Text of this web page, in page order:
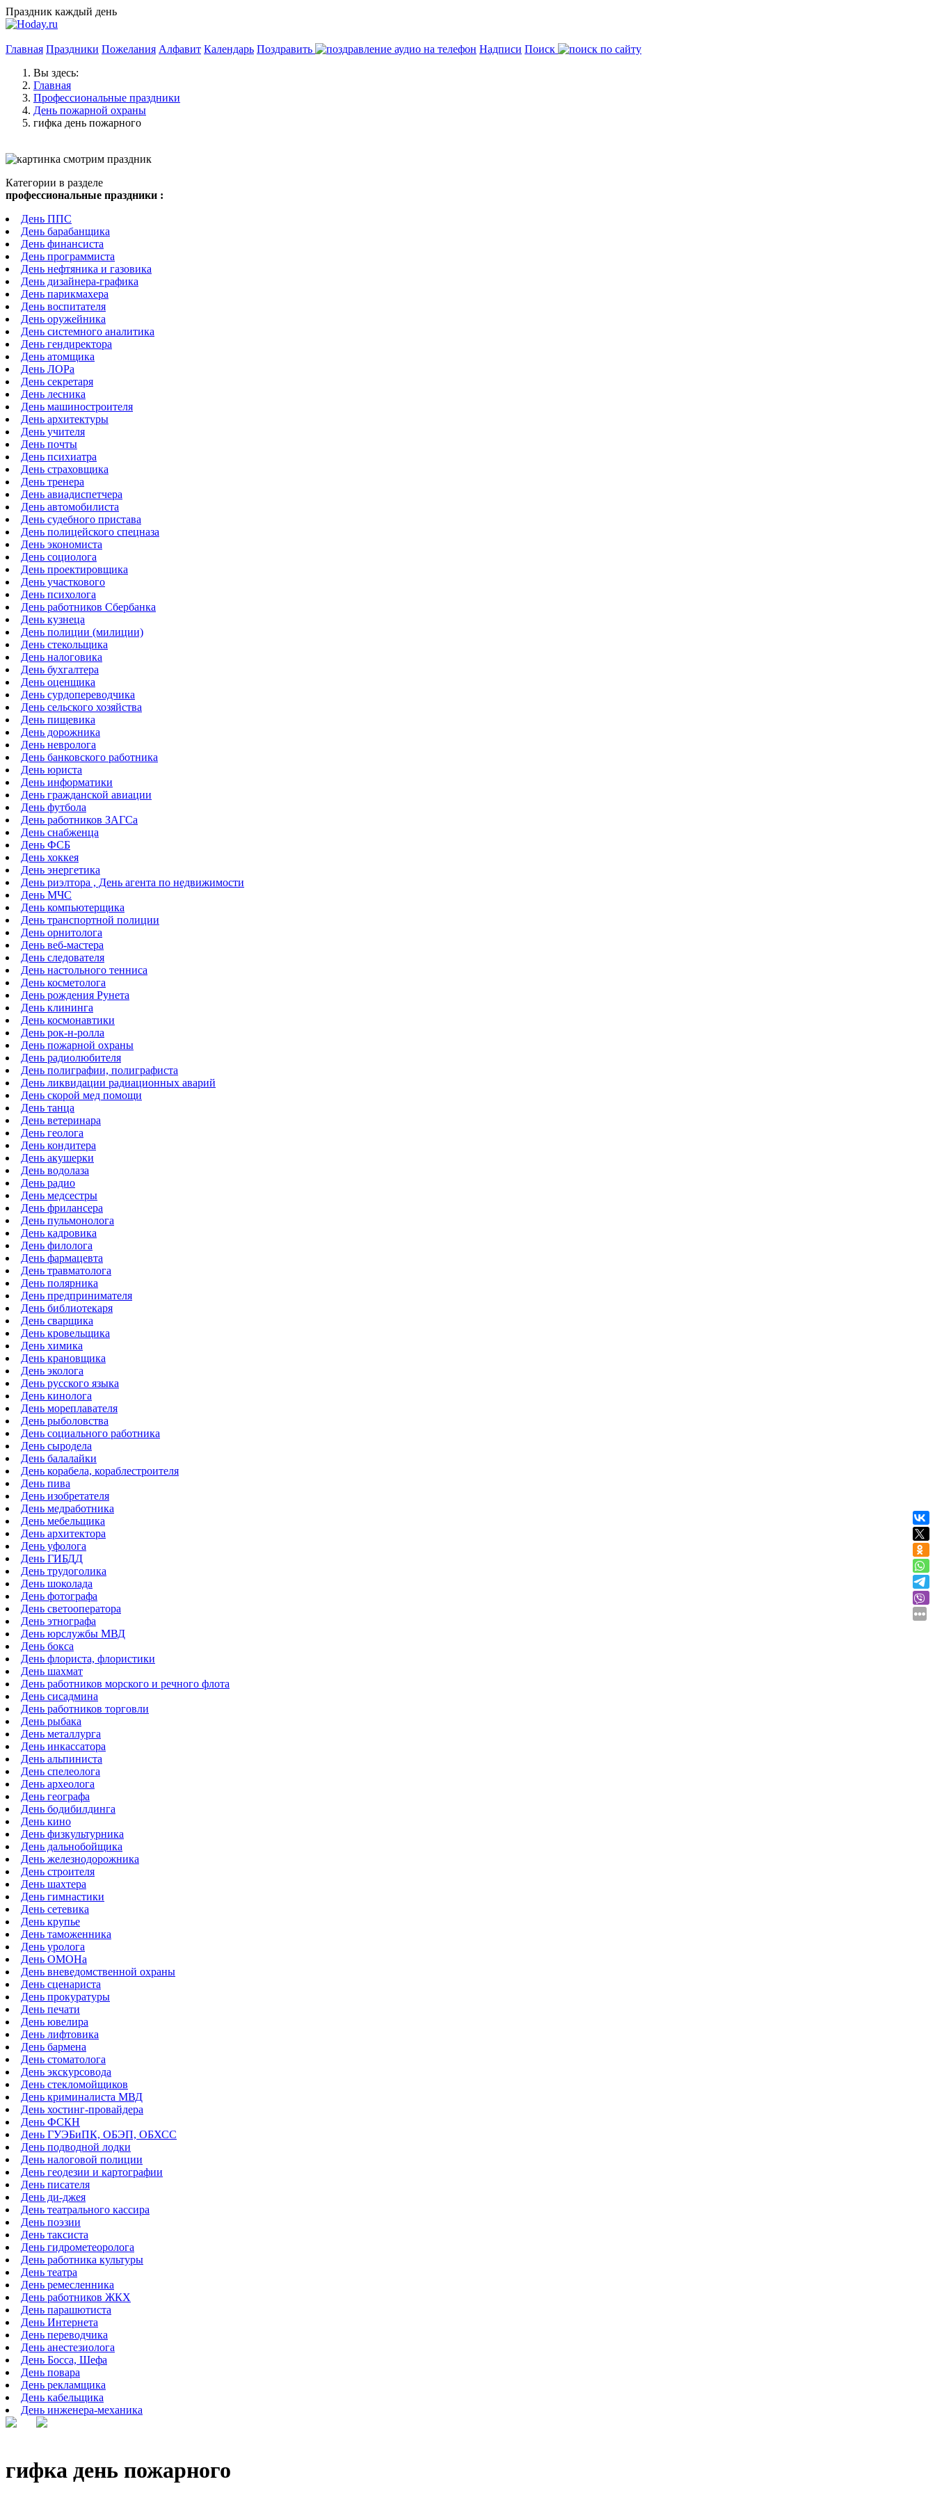
Праздник каждый день
Главная Праздники Пожелания Алфавит Календарь Поздравить Надписи Поиск
Вы здесь:
Главная
Профессиональные праздники
День пожарной охраны
гифка день пожарного
Категории в разделе
профессиональные праздники :
День ППС
День барабанщика
День финансиста
День программиста
День нефтяника и газовика
День дизайнера-графика
День парикмахера
День воспитателя
День оружейника
День системного аналитика
День гендиректора
День атомщика
День ЛОРа
День секретаря
День лесника
День машиностроителя
День архитектуры
День учителя
День почты
День психиатра
День страховщика
День тренера
День авиадиспетчера
День автомобилиста
День судебного пристава
День полицейского спецназа
День экономиста
День социолога
День проектировщика
День участкового
День психолога
День работников Сбербанка
День кузнеца
День полиции (милиции)
День стекольщика
День налоговика
День бухгалтера
День оценщика
День сурдопереводчика
День сельского хозяйства
День пищевика
День дорожника
День невролога
День банковского работника
День юриста
День информатики
День гражданской авиации
День футбола
День работников ЗАГСа
День снабженца
День ФСБ
День хоккея
День энергетика
День риэлтора , День агента по недвижимости
День МЧС
День компьютерщика
День транспортной полиции
День орнитолога
День веб-мастера
День следователя
День настольного тенниса
День косметолога
День рождения Рунета
День клининга
День космонавтики
День рок-н-ролла
День пожарной охраны
День радиолюбителя
День полиграфии, полиграфиста
День ликвидации радиационных аварий
День скорой мед помощи
День танца
День ветеринара
День геолога
День кондитера
День акушерки
День водолаза
День радио
День медсестры
День фрилансера
День пульмонолога
День кадровика
День филолога
День фармацевта
День травматолога
День полярника
День предпринимателя
День библиотекаря
День сварщика
День кровельщика
День химика
День крановщика
День эколога
День русского языка
День кинолога
День мореплавателя
День рыболовства
День социального работника
День сыродела
День балалайки
День корабела, кораблестроителя
День пива
День изобретателя
День медработника
День мебельщика
День архитектора
День уфолога
День ГИБДД
День трудоголика
День шоколада
День фотографа
День светооператора
День этнографа
День юрслужбы МВД
День бокса
День флориста, флористики
День шахмат
День работников морского и речного флота
День сисадмина
День работников торговли
День рыбака
День металлурга
День инкассатора
День альпиниста
День спелеолога
День археолога
День географа
День бодибилдинга
День кино
День физкультурника
День дальнобойщика
День железнодорожника
День строителя
День шахтера
День гимнастики
День сетевика
День крупье
День таможенника
День уролога
День ОМОНа
День вневедомственной охраны
День сценариста
День прокуратуры
День печати
День ювелира
День лифтовика
День бармена
День стоматолога
День экскурсовода
День стекломойщиков
День криминалиста МВД
День хостинг-провайдера
День ФСКН
День ГУЭБиПК, ОБЭП, ОБХСС
День подводной лодки
День налоговой полиции
День геодезии и картографии
День писателя
День ди-джея
День театрального кассира
День поэзии
День таксиста
День гидрометеоролога
День работника культуры
День театра
День ремесленника
День работников ЖКХ
День парашютиста
День Интернета
День переводчика
День анестезиолога
День Босса, Шефа
День повара
День рекламщика
День кабельщика
День инженера-механика
гифка день пожарного